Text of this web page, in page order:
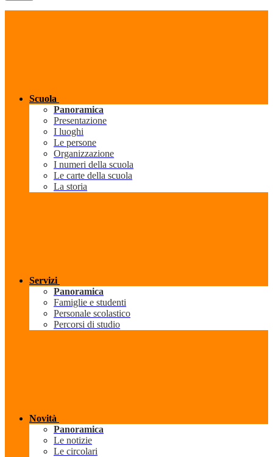
Scuola
Panoramica
Presentazione
I luoghi
Le persone
Organizzazione
I numeri della scuola
Le carte della scuola
La storia
Servizi
Panoramica
Famiglie e studenti
Personale scolastico
Percorsi di studio
Novità
Panoramica
Le notizie
Le circolari